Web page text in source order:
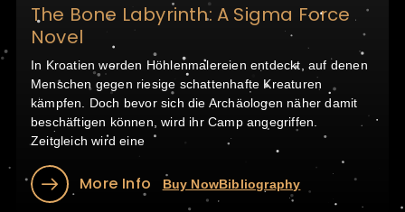
The Bone Labyrinth: A Sigma Force
Novel
In Kroatien werden Höhlenmalereien entdeckt, auf denen
Menschen gegen riesige schattenhafte Kreaturen
kämpfen. Doch bevor sich die Archäologen näher damit
beschäftigen können, wird ihr Camp angegriffen.
Zeitgleich wird eine
More Info Buy NowBibliography